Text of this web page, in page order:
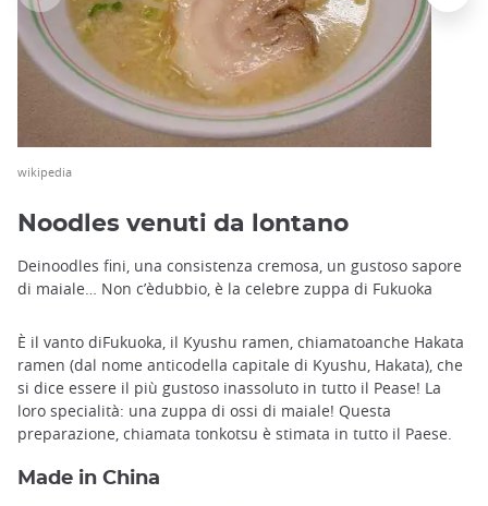
wikipedia
Noodles venuti da lontano
Deinoodles fini, una consistenza cremosa, un gustoso sapore
di maiale… Non c’èdubbio, è la celebre zuppa di Fukuoka
È il vanto diFukuoka, il Kyushu ramen, chiamatoanche Hakata
ramen (dal nome anticodella capitale di Kyushu, Hakata), che
si dice essere il più gustoso inassoluto in tutto il Pease! La
loro specialità: una zuppa di ossi di maiale! Questa
preparazione, chiamata tonkotsu è stimata in tutto il Paese.
Made in China